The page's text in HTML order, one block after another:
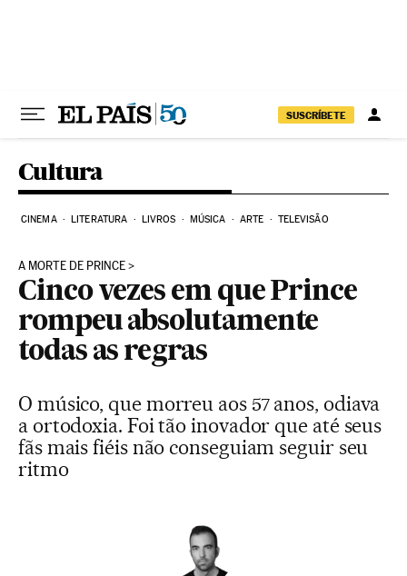
SUSCRÍBETE
Cultura
CINEMA LITERATURA LIVROS MÚSICA ARTE TELEVISÃO
A MORTE DE PRINCE
Cinco vezes em que Prince
rompeu absolutamente
todas as regras
O músico, que morreu aos 57 anos, odiava
a ortodoxia. Foi tão inovador que até seus
fãs mais fiéis não conseguiam seguir seu
ritmo